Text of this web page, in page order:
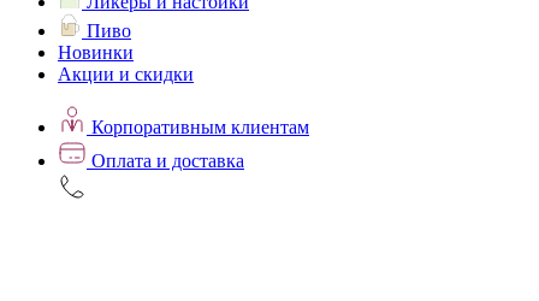
Пиво
Новинки
Акции и скидки
Корпоративным клиентам
Оплата и доставка